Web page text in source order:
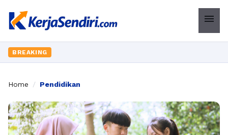
menu
BREAKING
Home / Pendidikan